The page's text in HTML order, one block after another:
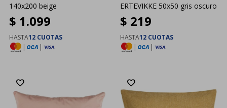
140x200 beige
$ 1.099
HASTA12 CUOTAS
|
|
ERTEVIKKE 50x50 gris oscuro
$ 219
HASTA12 CUOTAS
|
|